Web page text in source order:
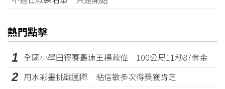
熱門點擊
1 全國小學田徑賽最速王楊政偉 100公尺11秒87奪金
2 用水彩畫挑戰國際 粘信敏多次得獎獲肯定